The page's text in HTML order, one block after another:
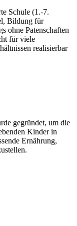
Schule (1.-7.
Bildung für
ohne Patenschaften
für viele
realisierbar
gegründet, um die
Kinder in
Ernährung,